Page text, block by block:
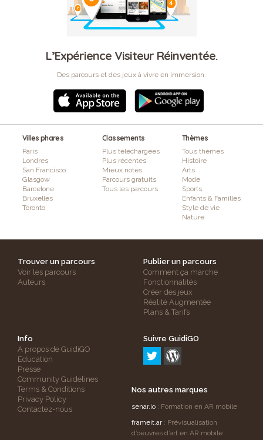
L’Expérience Visiteur Réinventée.
Des parcours et des jeux à vivre en immersion.
Villes phares
Paris
Londres
San Francisco
Glasgow
Barcelone
Bruxelles
Toronto
Classements
Plus téléchargées
Plus récentes
Mieux notés
Parcours gratuits
Tous les parcours
Thèmes
Tous thèmes
Histoire
Arts
Mode
Sports
Enfants & Familles
Style de vie
Nature
Trouver un parcours
Voir les parcours
Auteurs
Publier un parcours
Comment ça marche
Fonctionnalités
Créer des jeux
Réalité Augmentée
Plans & Tarifs
Info
A propos de GuidiGO
Education
Presse
Community Guidelines
Terms & Conditions
Privacy Policy
Contactez-nous
Suivre GuidiGO
Nos autres marques
senar.io : Formation en AR mobile
frameit.ar: Prévisualisation
d’oeuvres d’art en AR mobile